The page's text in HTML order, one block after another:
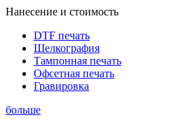
Нанесение и стоимость
DTF печать
Шелкография
Тампонная печать
Офсетная печать
Гравировка
больше